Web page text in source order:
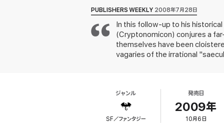
PUBLISHERS WEEKLY 2008年7月28日
In this follow-up to his
(Cryptonomicon) conjures a
themselves have been
vagaries of the irrational
Stephenson's expansive
cultural meditations Douglas
occasionally interrupted by
ジャンル
SF／ファンタジー
発売日
2009年
10月6日